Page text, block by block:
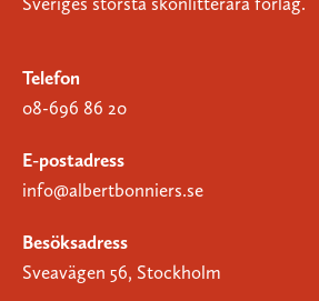
Telefon
08-696 86 20
E-postadress
info@albertbonniers.se
Besöksadress
Sveavägen 56, Stockholm